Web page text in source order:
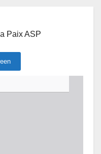
Paix ASP